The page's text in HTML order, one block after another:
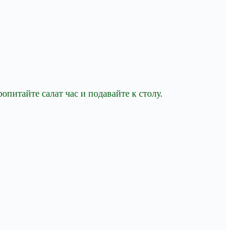
салат час и подавайте к столу.